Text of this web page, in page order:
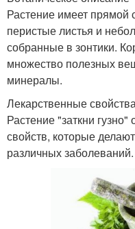
Растение имеет прямой
перистые листья и
собранные в зонтики.
множество полезных
минералы.
Лекарственные
Растение "заткни
свойств, которые
различных заболеваний.